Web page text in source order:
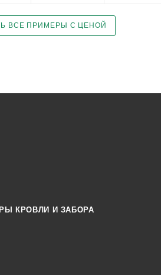
ВСЕ ПРИМЕРЫ С ЦЕНОЙ
КРОВЛИ И ЗАБОРА